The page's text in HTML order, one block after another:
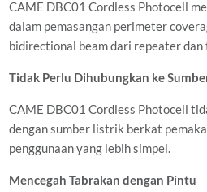
CAME DBC01 Cordless Photocell
dalam pemasangan perimeter
bidirectional beam dari repeater
Tidak Perlu Dihubungkan ke
CAME DBC01 Cordless Photocell
dengan sumber listrik berkat
penggunaan yang lebih simpel.
Mencegah Tabrakan dengan Pintu